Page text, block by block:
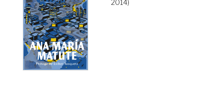
2014)